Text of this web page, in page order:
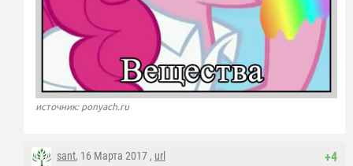
источник: ponyach.ru
+4
sant, 16 Марта 2017 , url